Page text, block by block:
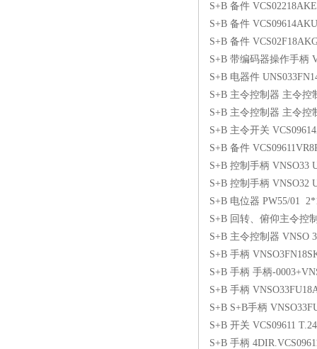
S+B 备件
S+B 备件
S+B 备件
S+B 带编码器操作手柄
S+B 电器件
S+B 主令控制器 主令
S+B 主令控制器 主令控
S+B 主令开关
S+B 备件
S+B 控制手柄 VNSO33
S+B 控制手柄 VNSO32
S+B 电位器 PW55/01
S+B 回转、俯仰主令控
S+B 主令控制器 VNSO
S+B 手柄
S+B 手柄 手柄-
S+B 手柄
S+B S+B手柄
S+B 开关 VCS09611
S+B 手柄